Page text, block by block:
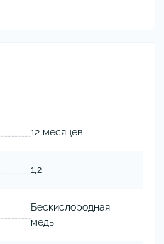
12 месяцев
1,2
Бескислородная
медь